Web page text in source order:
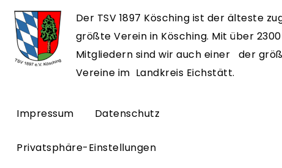
Der TSV 1897 Kösching ist der älteste
größte Verein in Kösching. Mit über 2300
Mitgliedern sind wir auch einer der
Vereine im Landkreis Eichstätt.
Impressum Datenschutz
Privatsphäre-Einstellungen